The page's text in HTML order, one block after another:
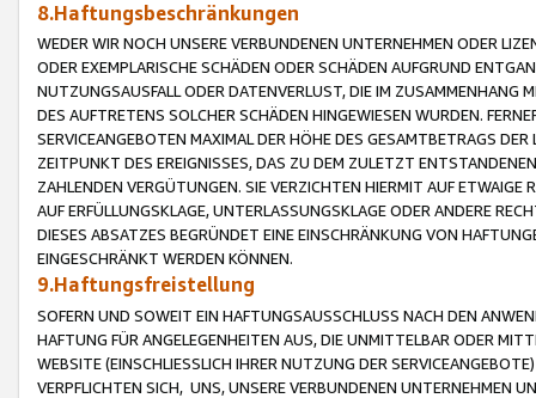
8.Haftungsbeschränkungen
WEDER WIR NOCH UNSERE VERBUNDENEN UNTERNEHMEN ODER
ODER EXEMPLARISCHE SCHÄDEN ODER SCHÄDEN AUFGRUND
NUTZUNGSAUSFALL ODER DATENVERLUST, DIE IM ZUSAMMENHANG
DES AUFTRETENS SOLCHER SCHÄDEN HINGEWIESEN WURDEN.
SERVICEANGEBOTEN MAXIMAL DER HÖHE DES GESAMTBETRAGS
ZEITPUNKT DES EREIGNISSES, DAS ZU DEM ZULETZT
ZAHLENDEN VERGÜTUNGEN. SIE VERZICHTEN HIERMIT AUF
AUF ERFÜLLUNGSKLAGE, UNTERLASSUNGSKLAGE ODER ANDERE
DIESES ABSATZES BEGRÜNDET EINE EINSCHRÄNKUNG VON
EINGESCHRÄNKT WERDEN KÖNNEN.
9.Haftungsfreistellung
SOFERN UND SOWEIT EIN HAFTUNGSAUSSCHLUSS NACH DEN
HAFTUNG FÜR ANGELEGENHEITEN AUS, DIE UNMITTELBAR ODER
WEBSITE (EINSCHLIESSLICH IHRER NUTZUNG DER
VERPFLICHTEN SICH, UNS, UNSERE VERBUNDENEN UNTERNEHMEN